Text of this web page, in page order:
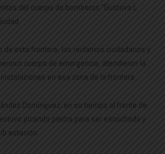
del cuerpo de bomberos “Gustavo L.
de esta frontera, los reclamos ciudadanos y
cuerpo de emergencia, atendieron la
en esa zona de la frontera.
Domínguez, en su tiempo al frente de
picando piedra para ser escuchado y
estación.